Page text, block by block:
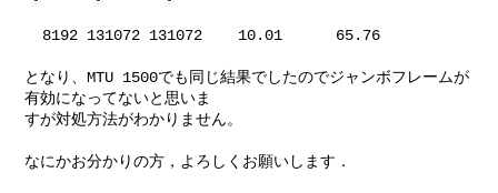
となり、MTU 1500でも同じ結果でしたのでジャンボフレームが
有効になってないと思いま
すが対処方法がわかりません。
なにかお分かりの方，よろしくお願いします．